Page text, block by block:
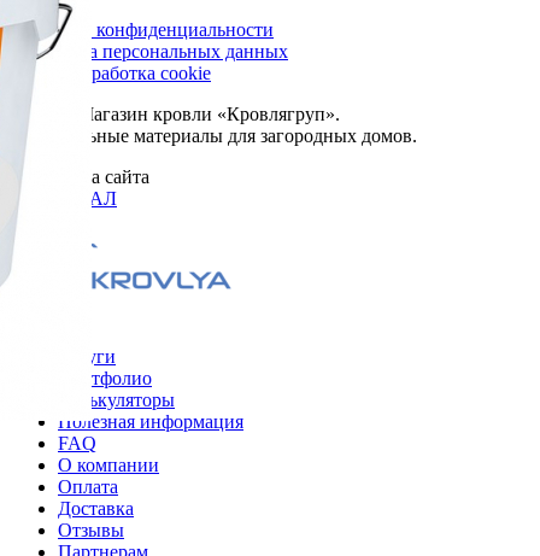
Политика конфиденциальности
Обработка персональных данных
Сбор и обработка cookie
© 2026. Магазин кровли «Кровлягруп».
Строительные материалы для загородных домов.
Разработка сайта
ОРИГИНАЛ
Услуги
Портфолио
Калькуляторы
Полезная информация
FAQ
О компании
Оплата
Доставка
Отзывы
Партнерам